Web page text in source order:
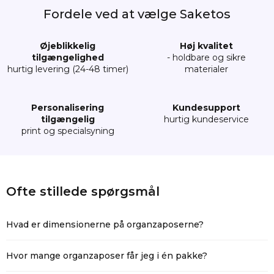
Fordele ved at vælge Saketos
Øjeblikkelig
tilgængelighed
hurtig levering (24-48 timer)
Høj kvalitet
- holdbare og sikre
materialer
Personalisering
tilgængelig
print og specialsyning
Kundesupport
hurtig kundeservice
10 stk. Organzaposer 15 x 20 cm - sort
Ofte stillede spørgsmål
Hvad er dimensionerne på organzaposerne?
variere med +/- 1 cm.
Hvor mange organzaposer får jeg i én pakke?